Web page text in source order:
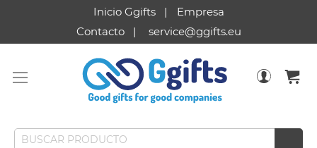
Inicio Ggifts
Empresa
Contacto
service@ggifts.eu